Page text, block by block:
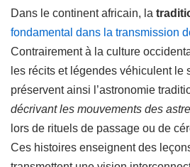
Dans le continent africain, la
fondamental dans la transmission
Contrairement à la culture
les récits et légendes véhiculent le
préservent ainsi l’astronomie
décrivant les mouvements des
lors de rituels de passage ou de
Ces histoires enseignent des